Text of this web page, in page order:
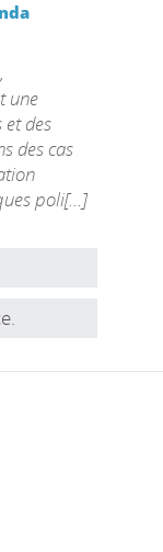
une
des
des cas
poli[...]